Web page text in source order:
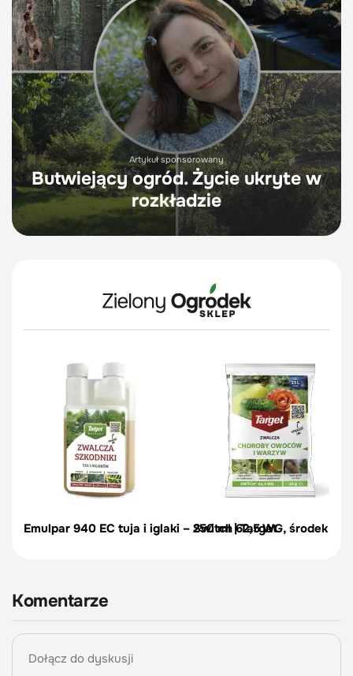
Artykuł sponsorowany
Butwiejący ogród. Życie ukryte w
rozkładzie
Emulpar 940 EC tuja i iglaki – 250 ml | Target
Switch 62,5 WG, środek
Komentarze